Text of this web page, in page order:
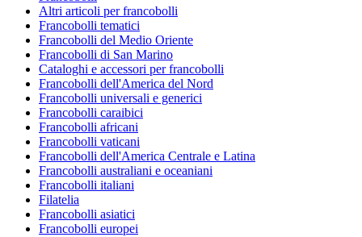
Altri articoli per francobolli
Francobolli tematici
Francobolli del Medio Oriente
Francobolli di San Marino
Cataloghi e accessori per francobolli
Francobolli dell'America del Nord
Francobolli universali e generici
Francobolli caraibici
Francobolli africani
Francobolli vaticani
Francobolli dell'America Centrale e Latina
Francobolli australiani e oceaniani
Francobolli italiani
Filatelia
Francobolli asiatici
Francobolli europei